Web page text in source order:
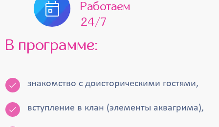
Работаем
24/7
В программе:
знакомство с доисторическими гостями,
вступление в клан (элементы аквагрима),